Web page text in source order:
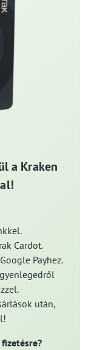
a Kraken
Cardot.
Payhez.
után,